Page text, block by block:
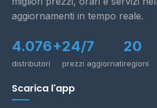
aggiornamenti in tempo reale.
4.076+
distributori
24/7
prezzi aggiornati
20
regioni
Scarica l'app